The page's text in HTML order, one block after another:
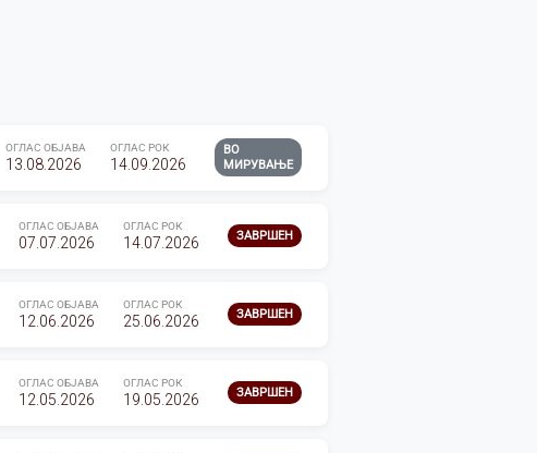
ОГЛАС ОБЈАВА
13.08.2026
ОГЛАС РОК
14.09.2026
ВО
МИРУВАЊЕ
ОГЛАС ОБЈАВА
07.07.2026
ОГЛАС РОК
14.07.2026 ЗАВРШЕН
ОГЛАС ОБЈАВА
12.06.2026
ОГЛАС РОК
25.06.2026 ЗАВРШЕН
ОГЛАС ОБЈАВА
12.05.2026
ОГЛАС РОК
19.05.2026 ЗАВРШЕН